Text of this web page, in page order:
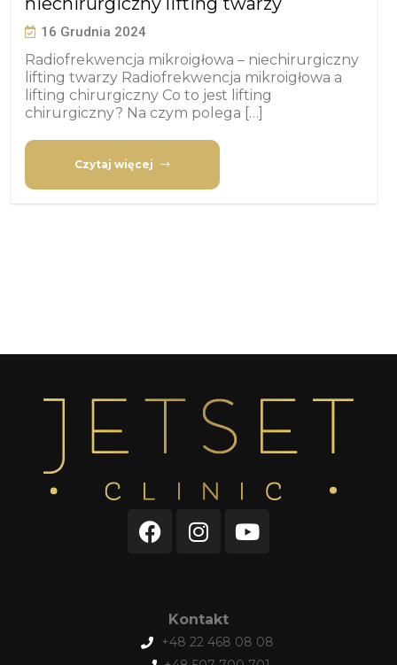
16 Grudnia 2024
Radiofrekwencja mikroigłowa – niechirurgiczny
lifting twarzy Radiofrekwencja mikroigłowa a
lifting chirurgiczny Co to jest lifting
chirurgiczny? Na czym polega […]
Czytaj więcej
Kontakt
+48 22 468 08 08